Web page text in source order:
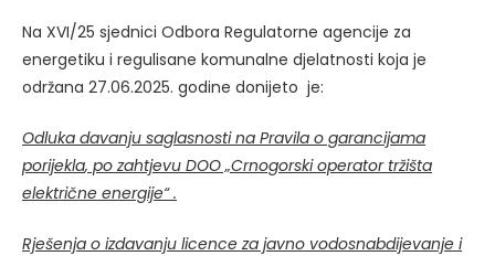
Na XVI/25 sjednici Odbora Regulatorne agencije za
energetiku i regulisane komunalne djelatnosti koja je
održana 27.06.2025. godine donijeto je:
Odluka davanju saglasnosti na Pravila o garancijama
porijekla, po zahtjevu DOO „Crnogorski operator tržišta
električne energije“ .
Rješenja o izdavanju licence za javno vodosnabdijevanje i